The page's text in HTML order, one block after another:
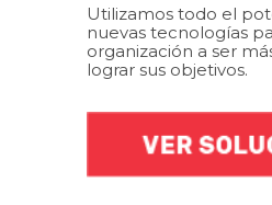
Utilizamos todo el
nuevas tecnologías
organización a ser
lograr sus objetivos.